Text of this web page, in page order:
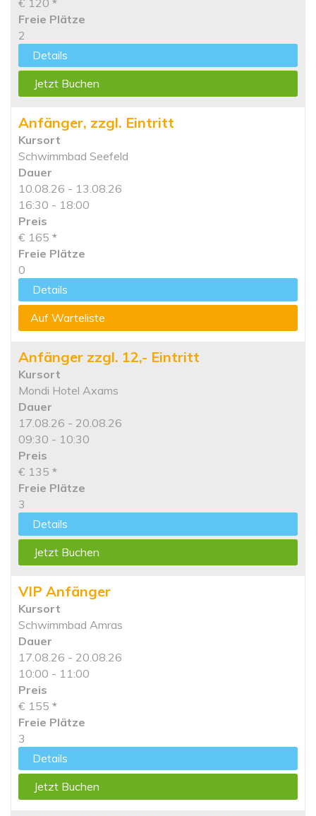
€ 120 *
Freie Plätze
2
Details
Jetzt Buchen
Anfänger, zzgl. Eintritt
Kursort
Schwimmbad Seefeld
Dauer
10.08.26 - 13.08.26
16:30 - 18:00
Preis
€ 165 *
Freie Plätze
0
Details
Auf Warteliste
Anfänger zzgl. 12,- Eintritt
Kursort
Mondi Hotel Axams
Dauer
17.08.26 - 20.08.26
09:30 - 10:30
Preis
€ 135 *
Freie Plätze
3
Details
Jetzt Buchen
VIP Anfänger
Kursort
Schwimmbad Amras
Dauer
17.08.26 - 20.08.26
10:00 - 11:00
Preis
€ 155 *
Freie Plätze
3
Details
Jetzt Buchen